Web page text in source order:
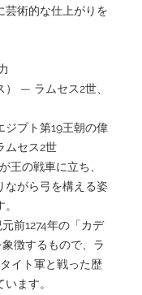
芸術的な仕上がりを
） — ラムセス2世、
ジプト第19王朝の偉
ムセス2世
王の戦車に立ち、
ながら弓を構える姿
前1274年の「カデ
徴するもので、ラ
イト軍と戦った歴
ます。